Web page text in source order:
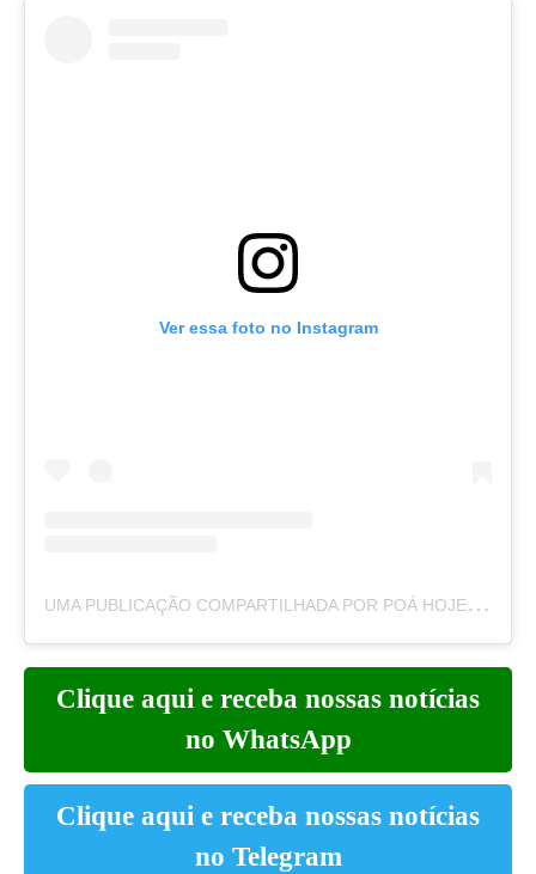
Ver essa foto no Instagram
U
MA PUBLICAÇÃO COMPARTILHADA POR POÁ HOJE – HOJEDIARIO.COM (@POAHOJEOFICIAL)
Clique aqui e receba nossas notícias
no WhatsApp
Clique aqui e receba nossas notícias
no Telegram